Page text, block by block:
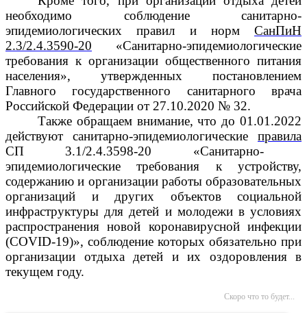
необходимо соблюдение санитарно-
эпидемиологических правил и норм СанПиН
2.3/2.4.3590-20 «Санитарно-эпидемиологические
требования к организации общественного питания
населения», утвержденных постановлением
Главного государственного санитарного врача
Российской Федерации от 27.10.2020 № 32.
Также обращаем внимание, что до 01.01.2022
действуют санитарно-эпидемиологические правила
СП 3.1/2.4.3598-20 «Санитарно-
эпидемиологические требования к устройству,
содержанию и организации работы образовательных
организаций и других объектов социальной
инфраструктуры для детей и молодежи в условиях
распространения новой коронавирусной инфекции
(COVID-19)», соблюдение которых обязательно при
организации отдыха детей и их оздоровления в
текущем году.
Скоро что то будет...